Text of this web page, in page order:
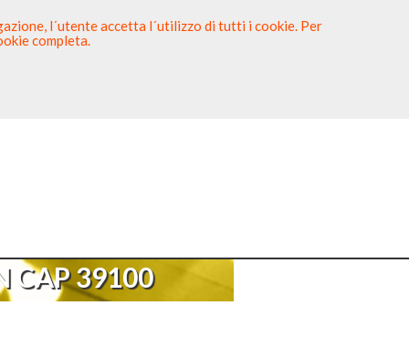
CAP 39100
l´utente accetta l´utilizzo di tutti i cookie. Per
completa.